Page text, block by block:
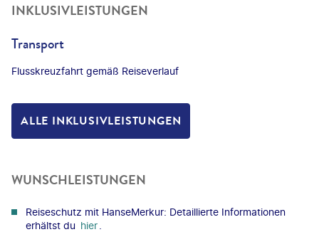
INKLUSIVLEISTUNGEN
Transport
Flusskreuzfahrt gemäß Reiseverlauf
ALLE INKLUSIVLEISTUNGEN
WUNSCHLEISTUNGEN
Reiseschutz mit HanseMerkur: Detaillierte Informationen
erhältst du hier